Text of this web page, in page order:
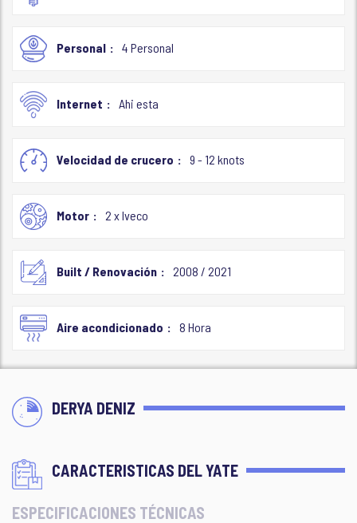
Personal 4 Personal
Internet Ahi esta
Velocidad de crucero 9 - 12 knots
Motor 2 x Iveco
Built / Renovación 2008 / 2021
Aire acondicionado 8 Hora
DERYA DENIZ
CARACTERISTICAS DEL YATE
ESPECIFICACIONES TÉCNICAS